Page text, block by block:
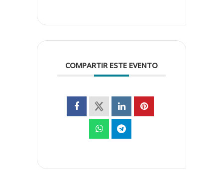
COMPARTIR ESTE EVENTO